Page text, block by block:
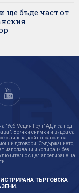
ще бъде част от
"Уеб Медия Груп" АД и са под
Всички снимки и видеа са
с лиценз, който позволява
договори. Съдържанието,
използвани и копирани без
с цел агрегиране на
ТЪРГОВСКА